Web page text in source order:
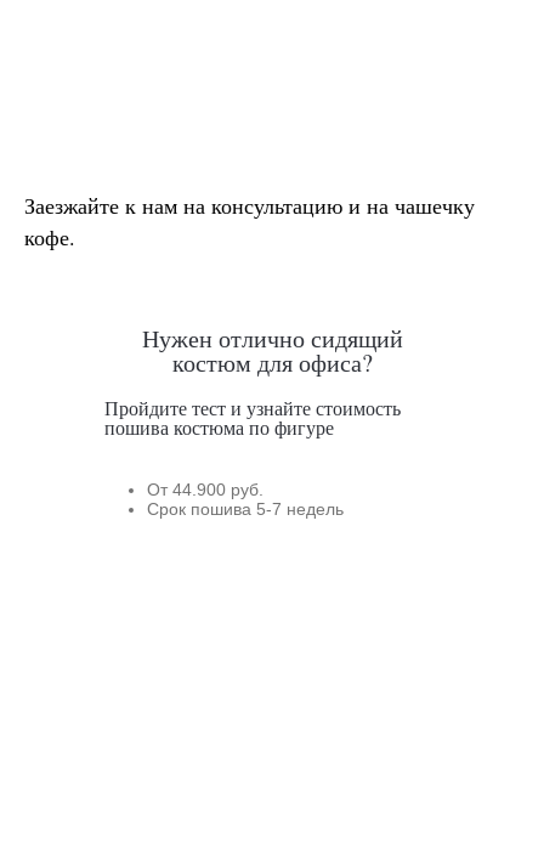
Заезжайте к нам на консультацию и на чашечку
кофе.
От 44.900 руб.
Срок пошива 5-7 недель
Пройдите тест и узнайте стоимость
пошива костюма по фигуре
Нужен отлично сидящий
костюм для офиса?